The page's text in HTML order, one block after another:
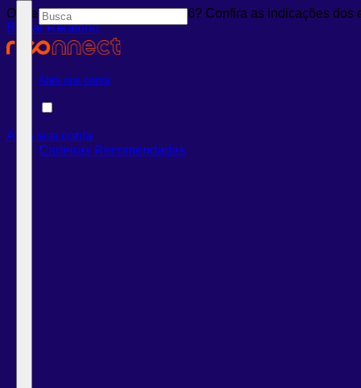
Onde investir em agosto de 2026? Confira as indicações dos
Baixar Relatório
Abra sua conta
Abra sua conta
Carteiras Recomendadas